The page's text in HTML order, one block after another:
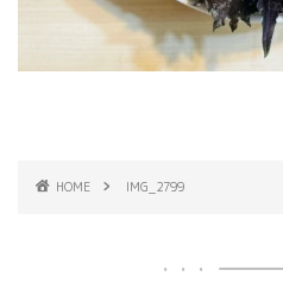
HOME IMG_2799